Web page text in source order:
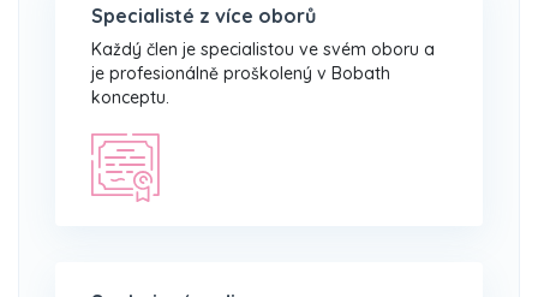
Specialisté z více oborů
Každý člen je specialistou ve svém oboru a
je profesionálně proškolený v Bobath
konceptu.